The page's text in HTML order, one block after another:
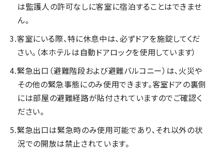
は監護人の許可なしに客室に宿泊することはできませ
ん。
客室にいる際、特に休息中は、必ずドアを施錠してくだ
さい。（本ホテルは自動ドアロックを使用しています）
緊急出口（避難階段および避難バルコニー）は、火災や
その他の緊急事態にのみ使用できます。客室ドアの裏側
には部屋の避難経路が貼付されていますのでご確認く
ださい。
緊急出口は緊急時のみ使用可能であり、それ以外の状
況での開放は禁止されています。